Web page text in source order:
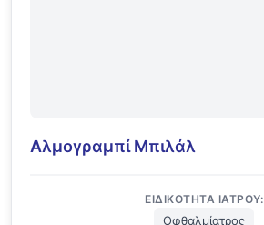
Αλμογραμπί Μπιλάλ
ΕΙΔΙΚΌΤΗΤΑ ΙΑΤΡΟΎ:
Οφθαλμίατρος